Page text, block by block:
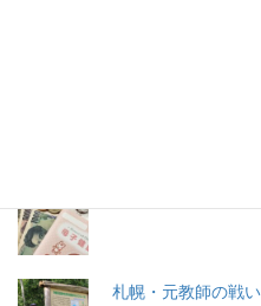
札幌・元教師の戦